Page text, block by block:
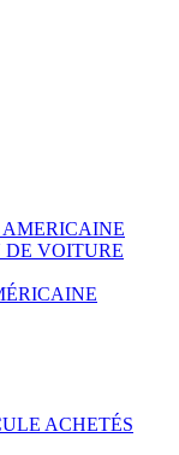
DE VOITURE
ACHETÉS